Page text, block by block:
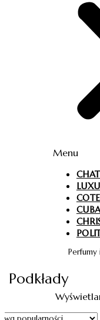
Menu
Podkłady
Perfumy